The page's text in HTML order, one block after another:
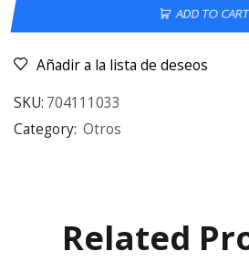
ADD TO CART
Añadir a la lista de deseos
SKU: 704111033
Category: Otros
Related